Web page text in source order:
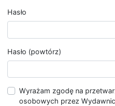
Hasło
Hasło (powtórz)
Wyrażam zgodę na
osobowych przez